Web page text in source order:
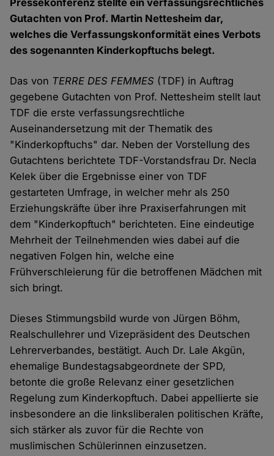
Pressekonferenz stellte ein verfassungsrechtliches
Gutachten von Prof. Martin Nettesheim dar,
welches die Verfassungskonformität eines Verbots
des sogenannten Kinderkopftuchs belegt.
Das von TERRE DES FEMMES (TDF) in Auftrag
gegebene Gutachten von Prof. Nettesheim stellt laut
TDF die erste verfassungsrechtliche
Auseinandersetzung mit der Thematik des
"Kinderkopftuchs" dar. Neben der Vorstellung des
Gutachtens berichtete TDF-Vorstandsfrau Dr. Necla
Kelek über die Ergebnisse einer von TDF
gestarteten Umfrage, in welcher mehr als 250
Erziehungskräfte über ihre Praxiserfahrungen mit
dem "Kinderkopftuch" berichteten. Eine eindeutige
Mehrheit der Teilnehmenden wies dabei auf die
negativen Folgen hin, welche eine
Frühverschleierung für die betroffenen Mädchen mit
sich bringt.
Dieses Stimmungsbild wurde von Jürgen Böhm,
Realschullehrer und Vizepräsident des Deutschen
Lehrerverbandes, bestätigt. Auch Dr. Lale Akgün,
ehemalige Bundestagsabgeordnete der SPD,
betonte die große Relevanz einer gesetzlichen
Regelung zum Kinderkopftuch. Dabei appellierte sie
insbesondere an die linksliberalen politischen Kräfte,
sich stärker als zuvor für die Rechte von
muslimischen Schülerinnen einzusetzen.